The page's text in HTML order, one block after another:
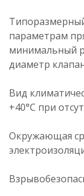
параметрам
минимальный
диаметр
Вид
+40°С при
Окружающая